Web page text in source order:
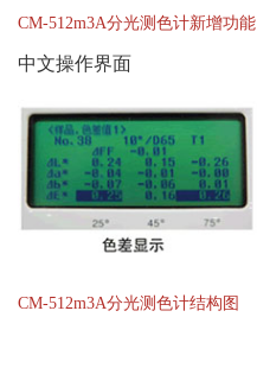
CM-512m3A分光测色计新增功能
中文操作界面
CM-512m3A分光测色计结构图